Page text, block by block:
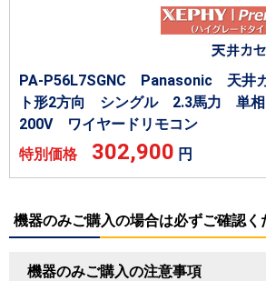
PA-P56L7SGNC Panasonic 天井
ト形2方向 シングル 2.3馬力 単相
200V ワイヤードリモコン
特別価格 302,900 円
機器のみご購入の場合は必ずご確認く
機器のみご購入の注意事項